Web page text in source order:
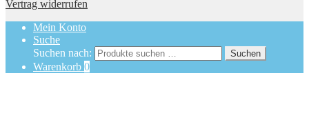
Vertrag widerrufen
Mein Konto
Suche
Suchen nach:
Suchen
Warenkorb 0